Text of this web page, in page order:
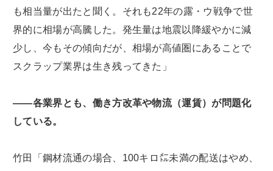
も相当量が出たと聞く。それも22年の露・ウ戦争で世
界的に相場が高騰した。発生量は地震以降緩やかに減
少し、今もその傾向だが、相場が高値圏にあることで
スクラップ業界は生き残ってきた」
――各業界とも、働き方改革や物流（運賃）が問題化
している。
竹田「鋼材流通の場合、100キロ㍍未満の配送はやめ、